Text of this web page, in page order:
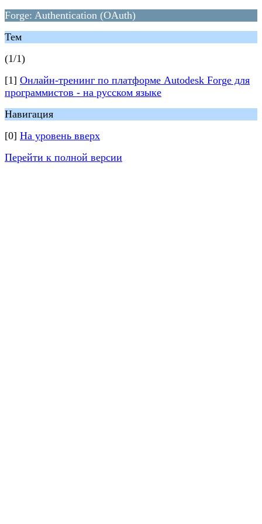
Forge: Authentication (OAuth)
Тем
(1/1)
[1] Онлайн-тренинг по платформе Autodesk Forge для
программистов - на русском языке
Навигация
[0] На уровень вверх
Перейти к полной версии